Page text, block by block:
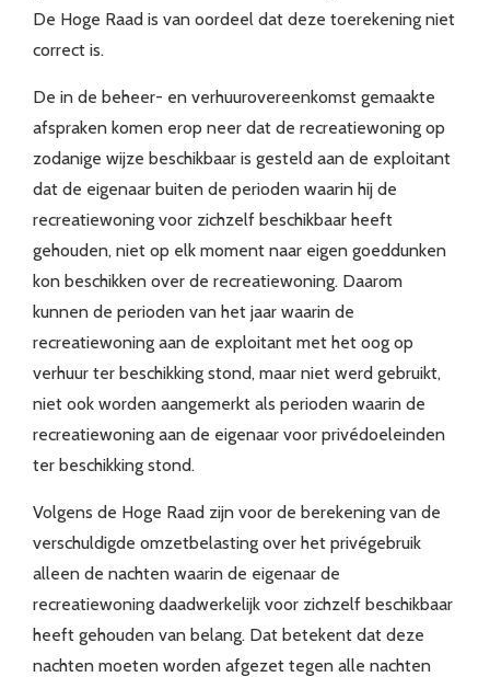
De Hoge Raad is van oordeel dat deze toerekening niet
correct is.
De in de beheer- en verhuurovereenkomst gemaakte
afspraken komen erop neer dat de recreatiewoning op
zodanige wijze beschikbaar is gesteld aan de exploitant
dat de eigenaar buiten de perioden waarin hij de
recreatiewoning voor zichzelf beschikbaar heeft
gehouden, niet op elk moment naar eigen goeddunken
kon beschikken over de recreatiewoning. Daarom
kunnen de perioden van het jaar waarin de
recreatiewoning aan de exploitant met het oog op
verhuur ter beschikking stond, maar niet werd gebruikt,
niet ook worden aangemerkt als perioden waarin de
recreatiewoning aan de eigenaar voor privédoeleinden
ter beschikking stond.
Volgens de Hoge Raad zijn voor de berekening van de
verschuldigde omzetbelasting over het privégebruik
alleen de nachten waarin de eigenaar de
recreatiewoning daadwerkelijk voor zichzelf beschikbaar
heeft gehouden van belang. Dat betekent dat deze
nachten moeten worden afgezet tegen alle nachten